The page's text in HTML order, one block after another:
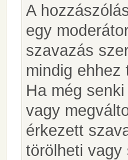
A
egy
szavazás
mindig
Ha még
vagy
érkezett
törölheti vagy